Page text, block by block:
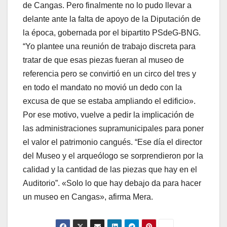
de Cangas. Pero finalmente no lo pudo llevar a
delante ante la falta de apoyo de la Diputación de
la época, gobernada por el bipartito PSdeG-BNG.
“Yo plantee una reunión de trabajo discreta para
tratar de que esas piezas fueran al museo de
referencia pero se convirtió en un circo del tres y
en todo el mandato no movió un dedo con la
excusa de que se estaba ampliando el edificio».
Por ese motivo, vuelve a pedir la implicación de
las administraciones supramunicipales para poner
el valor el patrimonio cangués. “Ese día el director
del Museo y el arqueólogo se sorprendieron por la
calidad y la cantidad de las piezas que hay en el
Auditorio”. «Solo lo que hay debajo da para hacer
un museo en Cangas», afirma Mera.